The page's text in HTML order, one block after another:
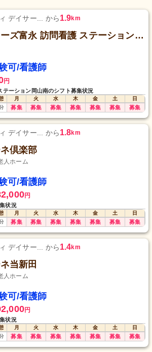
デイサー... から1.9km
アミューズ富永 訪問看護 ステーション岡山南
可/看護師
円
テーション岡山南のシフト募集状況
月 火 水 木 金 土
日
募集 募集 募集 募集 募集 募集 募集
デイサー... から1.8km
倶楽部
人ホーム
可/看護師
円
状況
月 火 水 木 金 土
日
募集 募集 募集 募集 募集 募集 募集
デイサー... から1.4km
当新田
人ホーム
可/看護師
円
状況
月 火 水 木 金 土
日
募集 募集 募集 募集 募集 募集 募集